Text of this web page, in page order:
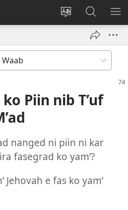
Ngan
thin
Log
window)
Mu
Gay
Boch
Ban’en
JW.ORG
Piin nib T’uf
nanged ni piin ni kar
fasegrad ko yam’?
Jehovah e fas ko yam’